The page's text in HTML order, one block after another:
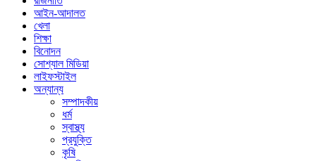
আইন-আদালত
খেলা
শিক্ষা
বিনোদন
সোশ্যাল মিডিয়া
লাইফস্টাইল
অন্যান্য
সম্পাদকীয়
ধর্ম
স্বাস্থ্য
প্রযুক্তি
কৃষি